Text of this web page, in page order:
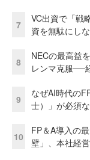
7
VC出資で「戦
資を無駄にし
8
NECの最高益
レンマ克服──
9
なぜAI時代の
士）」が必須
10
FP＆A導入の
壁」、本社経